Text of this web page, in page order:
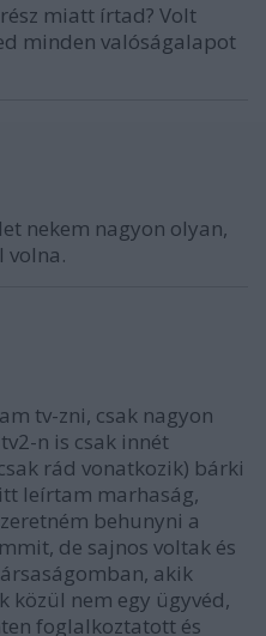
miatt írtad? Volt
minden valóságalapot
nekem nagyon olyan,
volna.
tv-zni, csak nagyon
n is csak innét
rád vonatkozik) bárki
leírtam marhaság,
behunyni a
de sajnos voltak és
akik
közül nem egy ügyvéd,
foglalkoztatott és